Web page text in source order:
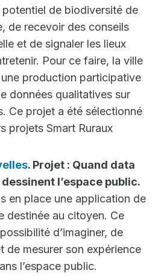
potentiel de biodiversité de
de recevoir des conseils
et de signaler les lieux
Pour ce faire, la ville
production participative
données qualitatives sur
Ce projet a été sélectionné
projets Smart Ruraux
. Projet : Quand data
l’espace public.
en place une application de
destinée au citoyen. Ce
d’imaginer, de
de mesurer son expérience
l’espace public.